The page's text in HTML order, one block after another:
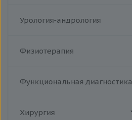
Урология-андрология
Физиотерапия
Функциональная диагностика
Хирургия